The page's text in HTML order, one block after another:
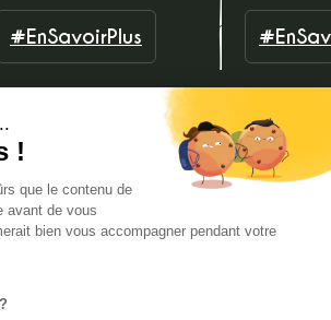
#EnSavoirPlus